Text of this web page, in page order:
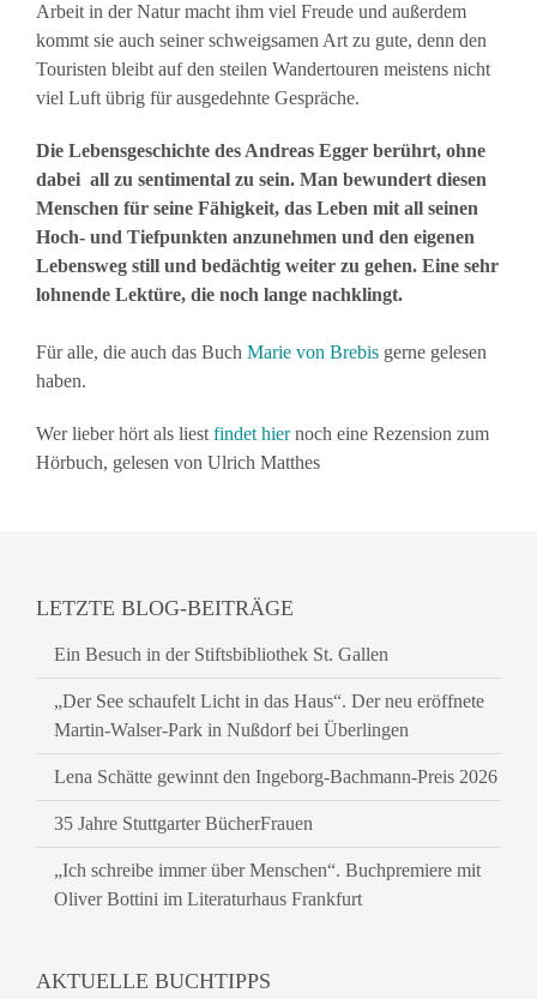
Arbeit in der Natur macht ihm viel Freude und außerdem
kommt sie auch seiner schweigsamen Art zu gute, denn den
Touristen bleibt auf den steilen Wandertouren meistens nicht
viel Luft übrig für ausgedehnte Gespräche.
Die Lebensgeschichte des Andreas Egger berührt, ohne
dabei all zu sentimental zu sein. Man bewundert diesen
Menschen für seine Fähigkeit, das Leben mit all seinen
Hoch- und Tiefpunkten anzunehmen und den eigenen
Lebensweg still und bedächtig weiter zu gehen. Eine sehr
lohnende Lektüre, die noch lange nachklingt.
Für alle, die auch das Buch Marie von Brebis gerne gelesen
haben.
Wer lieber hört als liest findet hiernoch eine Rezension zum
Hörbuch, gelesen von Ulrich Matthes
LETZTE BLOG-BEITRÄGE
Ein Besuch in der Stiftsbibliothek St. Gallen
„Der See schaufelt Licht in das Haus“. Der neu eröffnete
Martin-Walser-Park in Nußdorf bei Überlingen
Lena Schätte gewinnt den Ingeborg-Bachmann-Preis 2026
35 Jahre Stuttgarter BücherFrauen
„Ich schreibe immer über Menschen“. Buchpremiere mit
Oliver Bottini im Literaturhaus Frankfurt
AKTUELLE BUCHTIPPS